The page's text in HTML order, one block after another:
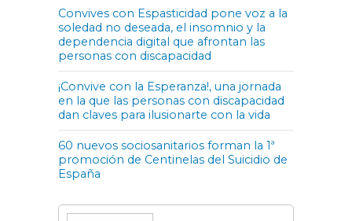
Convives con Espasticidad pone voz a la
soledad no deseada, el insomnio y la
dependencia digital que afrontan las
personas con discapacidad
¡Convive con la Esperanza!, una jornada
en la que las personas con discapacidad
dan claves para ilusionarte con la vida
60 nuevos sociosanitarios forman la 1ª
promoción de Centinelas del Suicidio de
España